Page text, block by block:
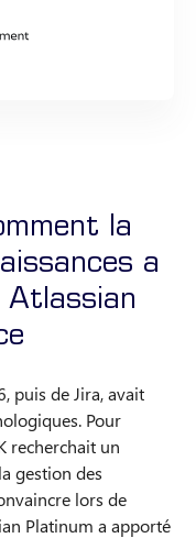
la
a
Atlassian
puis de Jira, avait
Pour
recherchait un
gestion des
lors de
Platinum a apporté